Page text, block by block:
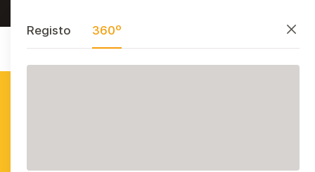
AzulejoPublicitárioPortuguês
Fechar
Registo 360º